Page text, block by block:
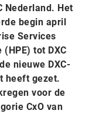
Nederland. Het
begin april
Services
tot DXC
nieuwe DXC-
heeft gezet.
voor de
CxO van